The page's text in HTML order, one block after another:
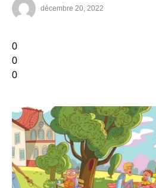
décembre 20, 2022
0
0
0